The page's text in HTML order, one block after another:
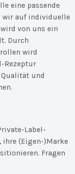
eine passende
auf individuelle
von uns ein
Durch
wird
Rezeptur
und
Label-
(Eigen-)Marke
Fragen